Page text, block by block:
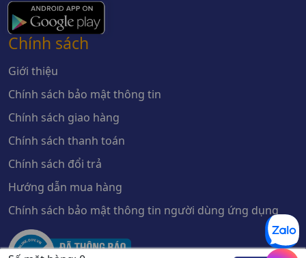
Chính sách
Giới thiệu
Chính sách bảo mật thông tin
Chính sách giao hàng
Chính sách thanh toán
Chính sách đổi trả
Hướng dẫn mua hàng
Chính sách bảo mật thông tin người dùng ứng dụng